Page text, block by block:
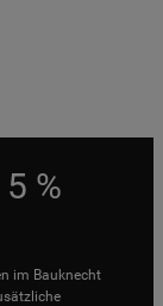
%
im Bauknecht